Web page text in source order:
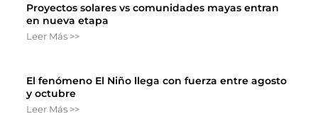
Proyectos solares vs comunidades mayas entran
en nueva etapa
Leer Más >>
El fenómeno El Niño llega con fuerza entre agosto
y octubre
Leer Más >>